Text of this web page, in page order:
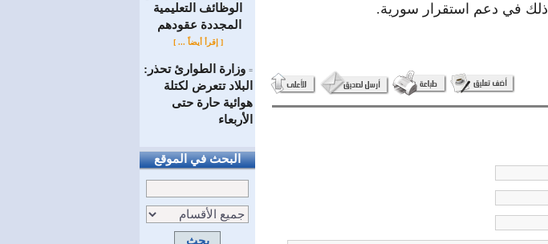
الوظائف ‏التعليمية
المجددة عقودهم ‏
[ إقرأ أيضاً ... ]
= وزارة الطوارئ تحذر:
البلاد تتعرض لكتلة
هوائية حارة حتى
الأربعاء
البحث في الموقع
ذلك في دعم استقرار سورية.